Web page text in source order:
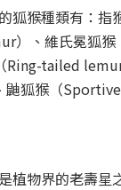
狐猴種類有：指
）、維氏冕狐猴
Ring-tailed
鼬狐猴（
植物界的老壽星